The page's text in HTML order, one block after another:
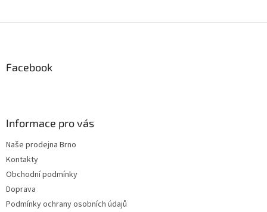
Facebook
Informace pro vás
Naše prodejna Brno
Kontakty
Obchodní podmínky
Doprava
Podmínky ochrany osobních údajů